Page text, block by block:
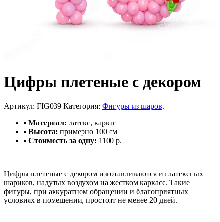
Цифры плетеные с декором
Артикул: FIG039 Категория: Фигуры из шаров.
▪ Материал: латекс, каркас
▪ Высота: примерно 100 см
▪ Стоимость за одну: 1100 р.
Цифры плетеные с декором изготавливаются из латексных
шариков, надутых воздухом на жестком каркасе. Такие
фигуры, при аккуратном обращении и благоприятных
условиях в помещении, простоят не менее 20 дней.